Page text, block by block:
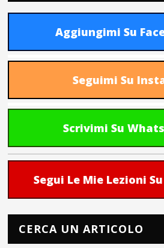
Aggiungimi Su
Seguimi Su
Scrivimi Su
Segui Le Mie Lezioni
CERCA UN ARTICOLO